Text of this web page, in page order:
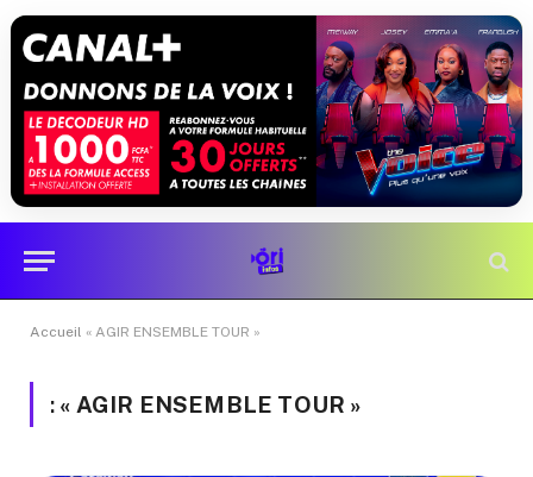
Accueil « AGIR ENSEMBLE TOUR »
: « AGIR ENSEMBLE TOUR »